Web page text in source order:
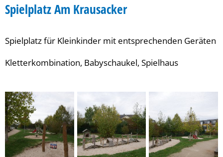
Am
Spielplatz Am Krausacker
Spielplatz für Kleinkinder mit entsprechenden Geräten
Kletterkombination, Babyschaukel, Spielhaus